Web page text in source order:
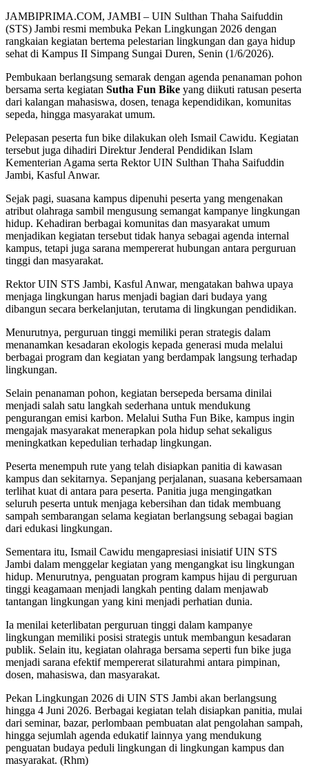
JAMBIPRIMA.COM, JAMBI – UIN Sulthan Thaha Saifuddin
(STS) Jambi resmi membuka Pekan Lingkungan 2026 dengan
rangkaian kegiatan bertema pelestarian lingkungan dan gaya hidup
sehat di Kampus II Simpang Sungai Duren, Senin (1/6/2026).
Pembukaan berlangsung semarak dengan agenda penanaman pohon
bersama serta kegiatan Sutha Fun Bike yang diikuti ratusan peserta
dari kalangan mahasiswa, dosen, tenaga kependidikan, komunitas
sepeda, hingga masyarakat umum.
Pelepasan peserta fun bike dilakukan oleh Ismail Cawidu. Kegiatan
tersebut juga dihadiri Direktur Jenderal Pendidikan Islam
Kementerian Agama serta RektorUIN Sulthan Thaha Saifuddin
Jambi, Kasful Anwar.
Sejak pagi, suasana kampus dipenuhi peserta yang mengenakan
atribut olahraga sambil mengusung semangat kampanye lingkungan
hidup. Kehadiran berbagai komunitas dan masyarakat umum
menjadikan kegiatan tersebut tidak hanya sebagai agenda internal
kampus, tetapi juga sarana mempererat hubungan antara perguruan
tinggi dan masyarakat.
Rektor UIN STS Jambi, Kasful Anwar, mengatakan bahwa upaya
menjaga lingkungan harus menjadi bagian dari budaya yang
dibangun secara berkelanjutan, terutama di lingkungan pendidikan.
Menurutnya, perguruan tinggi memiliki peran strategis dalam
menanamkan kesadaran ekologis kepada generasi muda melalui
berbagai program dan kegiatan yang berdampak langsung terhadap
lingkungan.
Selain penanaman pohon, kegiatan bersepeda bersama dinilai
menjadi salah satu langkah sederhana untuk mendukung
pengurangan emisi karbon. Melalui Sutha Fun Bike, kampus ingin
mengajak masyarakat menerapkan pola hidup sehat sekaligus
meningkatkan kepedulian terhadap lingkungan.
Peserta menempuh rute yang telah disiapkan panitia di kawasan
kampus dan sekitarnya. Sepanjang perjalanan, suasana kebersamaan
terlihat kuat di antara para peserta. Panitia juga mengingatkan
seluruh peserta untuk menjaga kebersihan dan tidak membuang
sampah sembarangan selama kegiatan berlangsung sebagai bagian
dari edukasi lingkungan.
Sementara itu, Ismail Cawidu mengapresiasi inisiatif UIN STS
Jambi dalam menggelar kegiatan yang mengangkat isu lingkungan
hidup. Menurutnya, penguatan program kampus hijau di perguruan
tinggi keagamaan menjadi langkah penting dalam menjawab
tantangan lingkungan yang kini menjadi perhatian dunia.
Ia menilai keterlibatan perguruan tinggi dalam kampanye
lingkungan memiliki posisi strategis untuk membangun kesadaran
publik. Selain itu, kegiatan olahraga bersama seperti fun bike juga
menjadi sarana efektif mempererat silaturahmi antara pimpinan,
dosen, mahasiswa, dan masyarakat.
Pekan Lingkungan 2026 di UIN STS Jambi akan berlangsung
hingga 4 Juni 2026. Berbagai kegiatan telah disiapkan panitia, mulai
dari seminar, bazar, perlombaan pembuatan alat pengolahan sampah,
hingga sejumlah agenda edukatif lainnya yang mendukung
penguatan budaya peduli lingkungan di lingkungan kampus dan
masyarakat. (Rhm)